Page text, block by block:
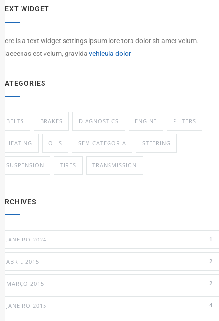
TEXT WIDGET
Here is a text widget settings ipsum lore tora dolor sit amet velum.
Maecenas est velum, gravida vehicula dolor
CATEGORIES
BELTS BRAKES DIAGNOSTICS ENGINE FILTERS
HEATING OILS SEM CATEGORIA STEERING
SUSPENSION TIRES TRANSMISSION
ARCHIVES
JANEIRO 2024 1
ABRIL 2015 2
MARÇO 2015 2
JANEIRO 2015 4